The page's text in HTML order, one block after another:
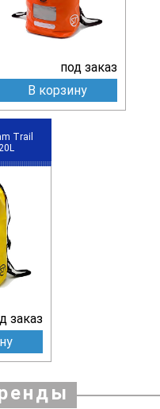
под заказ
В корзину
Trail
заказ